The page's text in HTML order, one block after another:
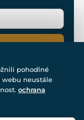
2007-2026.
pohodlné
webu neustále
ochrana